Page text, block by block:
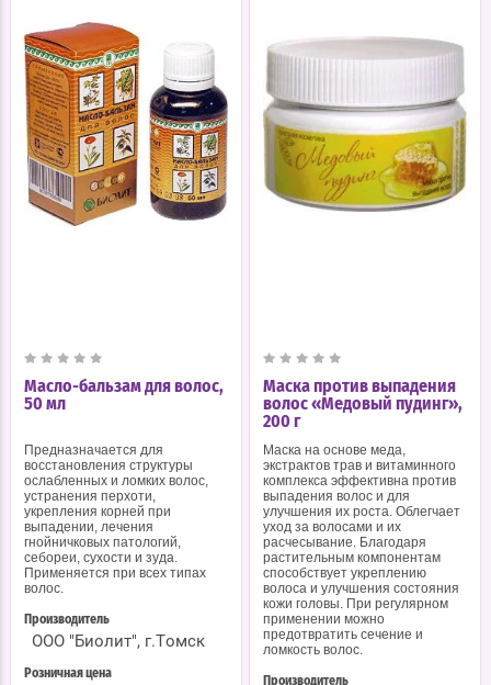
Масло-бальзам для волос,
50 мл
Предназначается для
восстановления структуры
ослабленных и ломких волос,
устранения перхоти,
укрепления корней при
выпадении, лечения
гнойничковых патологий,
себореи, сухости и зуда.
Применяется при всех типах
волос.
Производитель
ООО "Биолит", г.Томск
Розничная цена
Маска против выпадения
волос «Медовый пудинг»,
200 г
Маска на основе меда,
экстрактов трав и витаминного
комплекса эффективна против
выпадения волос и для
улучшения их роста. Облегчает
уход за волосами и их
расчесывание. Благодаря
растительным компонентам
способствует укреплению
волоса и улучшения состояния
кожи головы. При регулярном
применении можно
предотвратить сечение и
ломкость волос.
Производитель